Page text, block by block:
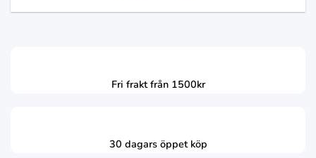
Fri frakt från 1500kr
30 dagars öppet köp